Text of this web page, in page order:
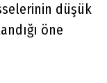
düşük
öne